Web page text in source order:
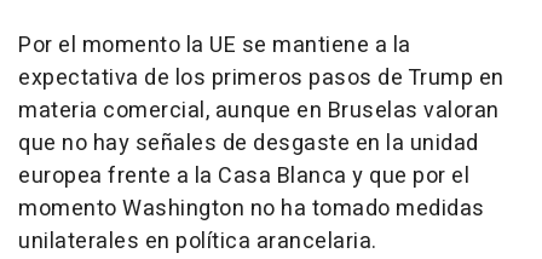
Por el momento la UE se mantiene a la
expectativa de los primeros pasos de Trump en
materia comercial, aunque en Bruselas valoran
que no hay señales de desgaste en la unidad
europea frente a la Casa Blanca y que por el
momento Washington no ha tomado medidas
unilaterales en política arancelaria.